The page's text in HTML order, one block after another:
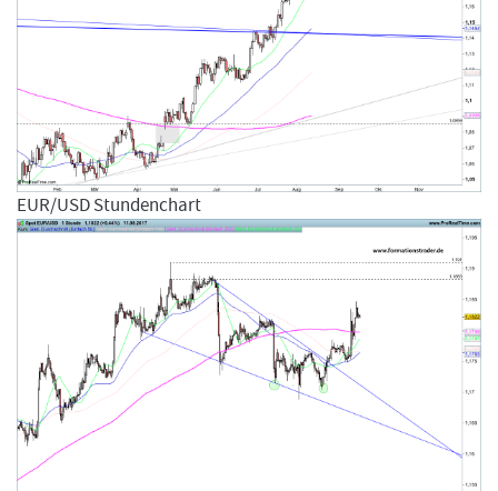
EUR/USD Stundenchart